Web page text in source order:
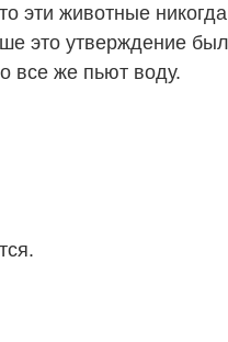
эти животные
это утверждение
все же пьют воду.